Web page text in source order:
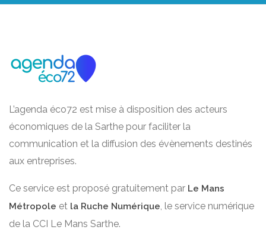
L’agenda éco72 est mise à disposition des acteurs
économiques de la Sarthe pour faciliter la
communication et la diffusion des évènements destinés
aux entreprises.
Ce service est proposé gratuitement par Le Mans
Métropole et la Ruche Numérique, le service numérique
de la CCI Le Mans Sarthe.